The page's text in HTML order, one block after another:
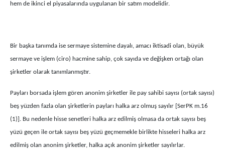
hem de ikinci el piyasalarında uygulanan bir satım modelidir.
Bir başka tanımda ise sermaye sistemine dayalı, amacı iktisadi olan, büyük
sermaye ve işlem (ciro) hacmine sahip, çok sayıda ve değişken ortağı olan
şirketler olarak tanımlanmıştır.
Payları borsada işlem gören anonim şirketler ile pay sahibi sayısı (ortak sayısı)
beş yüzden fazla olan şirketlerin payları halka arz olmuş sayılır [SerPK m.16
(1)]. Bu nedenle hisse senetleri halka arz edilmiş olmasa da ortak sayısı beş
yüzü geçen ile ortak sayısı beş yüzü geçmemekle birlikte hisseleri halka arz
edilmiş olan anonim şirketler, halka açık anonim şirketler sayılırlar.